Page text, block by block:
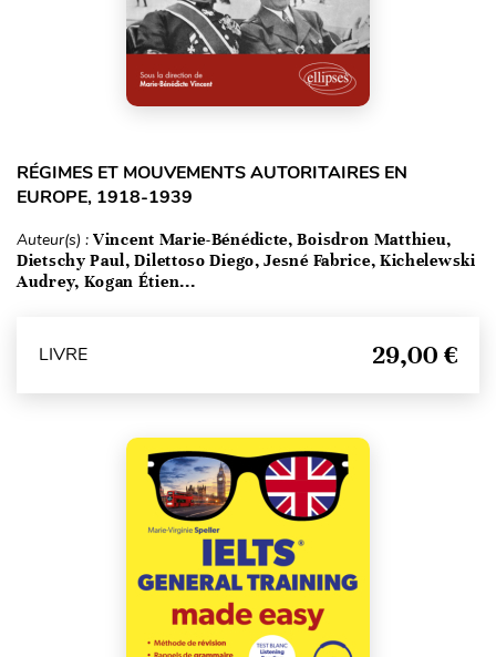
RÉGIMES ET MOUVEMENTS AUTORITAIRES EN
EUROPE, 1918-1939
Auteur(s) : Vincent Marie-Bénédicte, Boisdron Matthieu,
Dietschy Paul, Dilettoso Diego, Jesné Fabrice, Kichelewski
Audrey, Kogan Étien...
LIVRE 29,00 €